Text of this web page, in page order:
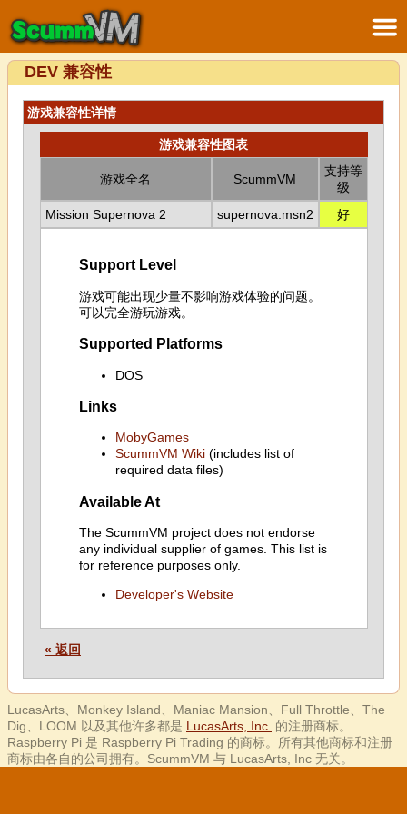
DEV 兼容性
游戏兼容性详情
游戏兼容性图表
游戏全名 ScummVM
支持等
级
Mission Supernova 2
supernova:msn2 好
Support Level
游戏可能出现少量不影响游戏体验的问题。
可以完全游玩游戏。
Supported Platforms
DOS
Links
MobyGames
ScummVM Wiki(includes list of
required data files)
Available At
The ScummVM project does not endorse
any individual supplier of games. This list is
for reference purposes only.
Developer's Website
« 返回
LucasArts、Monkey Island、Maniac Mansion、Full Throttle、The
Dig、LOOM 以及其他许多都是 LucasArts, Inc. 的注册商标。
Raspberry Pi 是 Raspberry Pi Trading 的商标。所有其他商标和注册
商标由各自的公司拥有。ScummVM 与 LucasArts, Inc 无关。